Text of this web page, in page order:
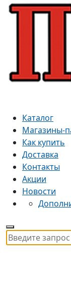
Каталог
Магазины-
Как купить
Доставка
Контакты
Акции
Новости